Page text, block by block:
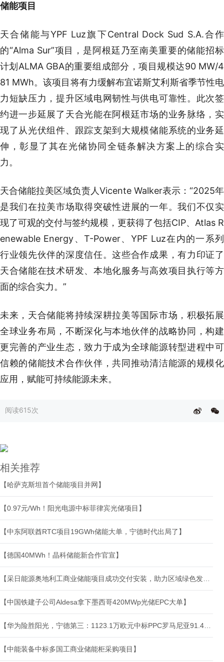
储能项目
天合储能与YPF Luz旗下Central Dock Sud S.A.合作
的“Alma Sur”项目，是阿根廷乃至南美重要的储能招标
计划ALMA GBA的重要组成部分，项目规模达90 MW/4
81 MWh。该项目将有力缓解布宜诺斯艾利斯省季节性电
力短缺压力，提升区域电网韧性与供电可靠性。此次签
约进一步延展了天合光能在阿根廷市场的业务脉络，实
现了从光伏组件、跟踪支架到大规模储能系统的业务延
伸，彰显了其在光储协同全链条解决方案上的综合实
力。
天合储能拉美区域负责人Vicente Walker表示：“2025年
是我们在拉美市场取得突破性进展的一年。我们不仅实
现了可观的交付与签约规模，更获得了包括CIP、Atlas R
enewable Energy、T-Power、YPF Luz在内的一系列
行业领先伙伴的深度信任。这些合作成果，有力印证了
天合储能在技术研发、本地化服务与高效项目执行等方
面的综合实力。”
未来，天合储能将持续深耕拉美等国际市场，积极拓展
全球业务布局，不断深化与本地伙伴的战略协同，构建
更完善的产业生态，致力于成为全球能源转型进程中可
信赖的储能技术合作伙伴，共同推动清洁能源的规模化
应用，赋能可持续能源未来。
阅读615次
相关推荐
【哈萨克斯坦首个储能项目并网】
【0.97元/Wh！阳光电源中标菲律宾光储项目】
【中东阿联酋RTC项目19GWh储能大单，宁德时代出局了】
【德国40MWh！晶科储能新合作官宣】
【采日能源奥地利工商业储能项目成功交付安装，助力区域绿色发展】
【中国铁建子公司Aldesa拿下墨西哥420MWp光储EPC大单】
【华为险胜阳光，宁德第三：1123.1万欧元中标PPC罗马尼亚91.44MWh风储储能系统】
【中能装备中标多国工商业储能柜采购项目】